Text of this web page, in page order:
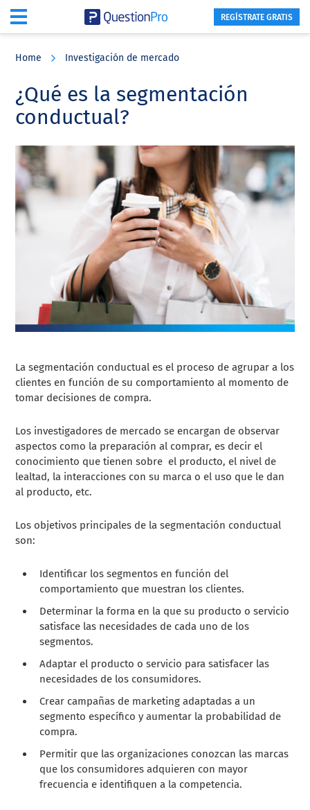
content
sidebar
REGÍSTRATE GRATIS
Home Investigación de mercado
¿Qué es la segmentación
conductual?
La segmentación conductual es el proceso de agrupar a los
clientes en función de su comportamiento al momento de
tomar decisiones de compra.
Los investigadores de mercado se encargan de observar
aspectos como la preparación al comprar, es decir el
conocimiento que tienen sobre el producto, el nivel de
lealtad, la interacciones con su marca o el uso que le dan
al producto, etc.
Los objetivos principales de la segmentación conductual
son:
Identificar los segmentos en función del
comportamiento que muestran los clientes.
Determinar la forma en la que su producto o servicio
satisface las necesidades de cada uno de los
segmentos.
Adaptar el producto o servicio para satisfacer las
necesidades de los consumidores.
Crear campañas de marketing adaptadas a un
segmento específico y aumentar la probabilidad de
compra.
Permitir que las organizaciones conozcan las marcas
que los consumidores adquieren con mayor
frecuencia e identifiquen a la competencia.